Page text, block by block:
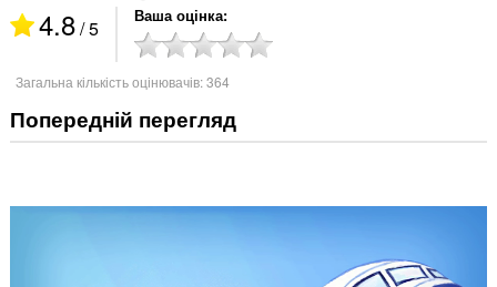
4.8/ 5 Ваша оцінка
Загальна кількість оцінювачів:364
Попередній перегляд